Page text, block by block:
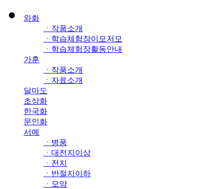
와화
ㆍ작품소개
ㆍ학습체험장이모저모
ㆍ학습체험장활동안내
가훈
ㆍ작품소개
ㆍ자료소개
달마도
초상화
한국화
문인화
서예
ㆍ병풍
ㆍ대전지이상
ㆍ전지
ㆍ반절지이하
ㆍ모양